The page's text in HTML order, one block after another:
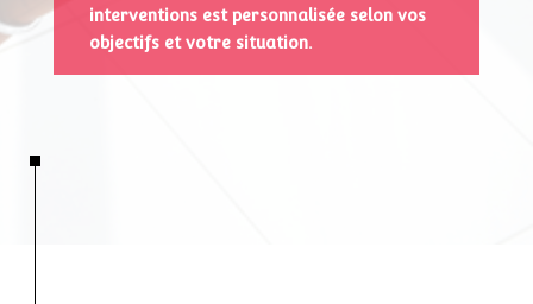
interventions est personnalisée selon vos
objectifs et votre situation.